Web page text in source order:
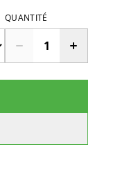
QUANTITÉ